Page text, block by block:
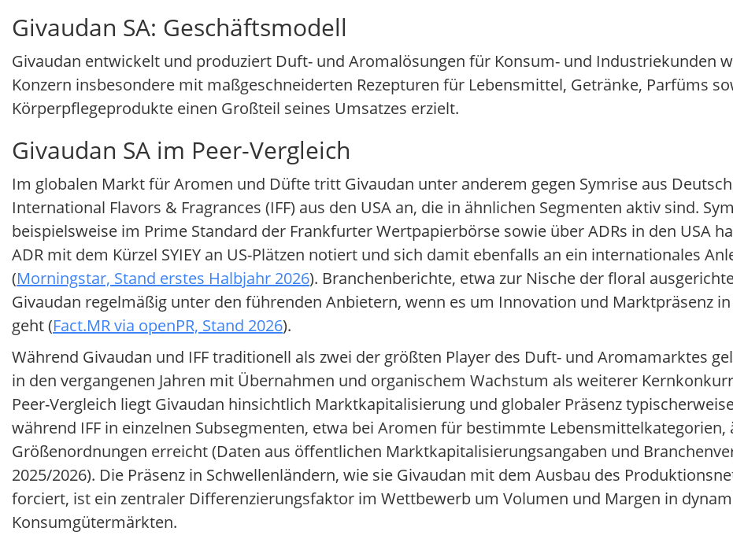
Givaudan SA: Geschäftsmodell
Givaudan entwickelt und produziert Duft- und Aromalösungen für Konsum- und Industriekunden
Konzern insbesondere mit maßgeschneiderten Rezepturen für Lebensmittel, Getränke, Parfüms
Körperpflegeprodukte einen Großteil seines Umsatzes erzielt.
Givaudan SA im Peer-Vergleich
Im globalen Markt für Aromen und Düfte tritt Givaudan unter anderem gegen Symrise aus
International Flavors & Fragrances (IFF) aus den USA an, die in ähnlichen Segmenten aktiv sind.
beispielsweise im Prime Standard der Frankfurter Wertpapierbörse sowie über ADRs in den USA
ADR mit dem Kürzel SYIEY an US-Plätzen notiert und sich damit ebenfalls an ein internationales
(Morningstar, Stand erstes Halbjahr 2026). Branchenberichte, etwa zur Nische der floral
Givaudan regelmäßig unter den führenden Anbietern, wenn es um Innovation und Marktpräsenz
geht (Fact.MR via openPR, Stand 2026).
Während Givaudan und IFF traditionell als zwei der größten Player des Duft- und Aromamarktes
in den vergangenen Jahren mit Übernahmen und organischem Wachstum als weiterer
Peer-Vergleich liegt Givaudan hinsichtlich Marktkapitalisierung und globaler Präsenz
während IFF in einzelnen Subsegmenten, etwa bei Aromen für bestimmte Lebensmittelkategorien,
Größenordnungen erreicht (Daten aus öffentlichen Marktkapitalisierungsangaben und
2025/2026). Die Präsenz in Schwellenländern, wie sie Givaudan mit dem Ausbau des
forciert, ist ein zentraler Differenzierungsfaktor im Wettbewerb um Volumen und Margen in
Konsumgütermärkten.